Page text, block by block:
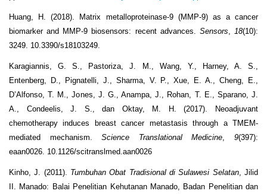
Huang, H. (2018). Matrix metalloproteinase-9 (MMP-9) as a cancer
biomarker and MMP-9 biosensors: recent advances. Sensors,18(10):
3249. 10.3390/s18103249.
Karagiannis, G. S., Pastoriza, J. M., Wang, Y., Harney, A. S.,
Entenberg, D., Pignatelli, J., Sharma, V. P., Xue, E. A., Cheng, E.,
D’Alfonso, T. M., Jones, J. G., Anampa, J., Rohan, T. E., Sparano, J.
A., Condeelis, J. S., dan Oktay, M. H. (2017). Neoadjuvant
chemotherapy induces breast cancer metastasis through a TMEM-
mediated mechanism.Science Translational Medicine,9(397):
eaan0026. 10.1126/scitranslmed.aan0026
Kinho, J. (2011). Tumbuhan Obat Tradisional di Sulawesi Selatan, Jilid
II. Manado: Balai Penelitian Kehutanan Manado, Badan Penelitian dan